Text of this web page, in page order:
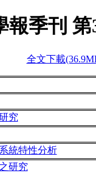
報季刊 第
全文下載
究
統特性分析
研究